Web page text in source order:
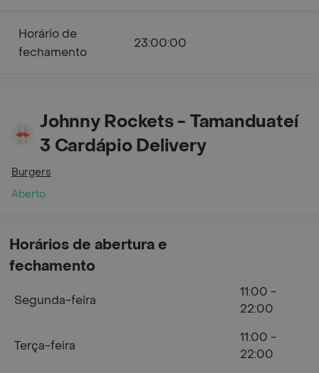
Horário de
fechamento
23:00:00
Johnny Rockets - Tamanduateí
3 Cardápio Delivery
Burgers
Aberto
Horários de abertura e
fechamento
Segunda-feira
11:00 -
22:00
Terça-feira
11:00 -
22:00